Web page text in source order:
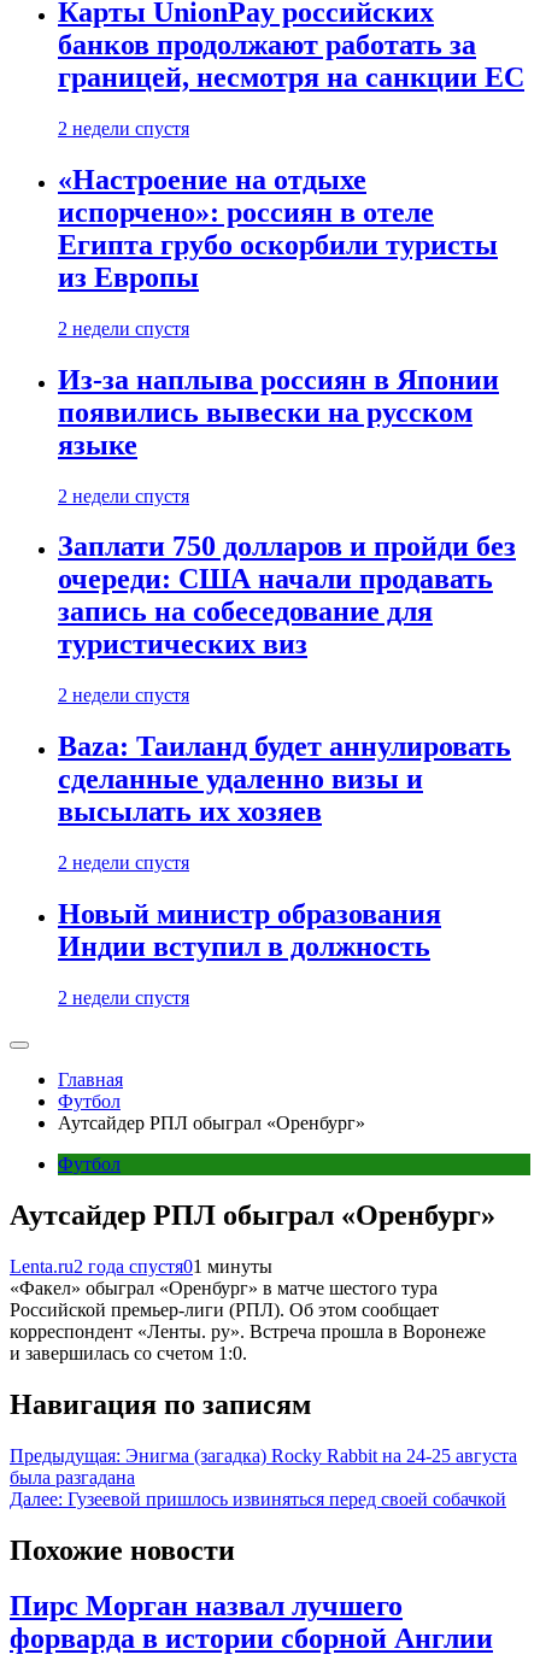
Карты UnionPay российских
банков продолжают работать за
границей, несмотря на санкции ЕС
2 недели спустя
«Настроение на отдыхе
испорчено»: россиян в отеле
Египта грубо оскорбили туристы
из Европы
2 недели спустя
Из-за наплыва россиян в Японии
появились вывески на русском
языке
2 недели спустя
Заплати 750 долларов и пройди без
очереди: США начали продавать
запись на собеседование для
туристических виз
2 недели спустя
Baza: Таиланд будет аннулировать
сделанные удаленно визы и
высылать их хозяев
2 недели спустя
Новый министр образования
Индии вступил в должность
2 недели спустя
Главная
Футбол
Аутсайдер РПЛ обыграл «Оренбург»
Футбол
Аутсайдер РПЛ обыграл «Оренбург»
Lenta.ru2 года спустя01 минуты
«Факел» обыграл «Оренбург» в матче шестого тура
Российской премьер-лиги (РПЛ). Об этом сообщает
корреспондент «Ленты. ру». Встреча прошла в Воронеже
и завершилась со счетом 1:0.
Навигация по записям
Предыдущая: Энигма (загадка) Rocky Rabbit на 24-25 августа
была разгадана
Далее: Гузеевой пришлось извиняться перед своей собачкой
Похожие новости
Пирс Морган назвал лучшего
форварда в истории сборной Англии